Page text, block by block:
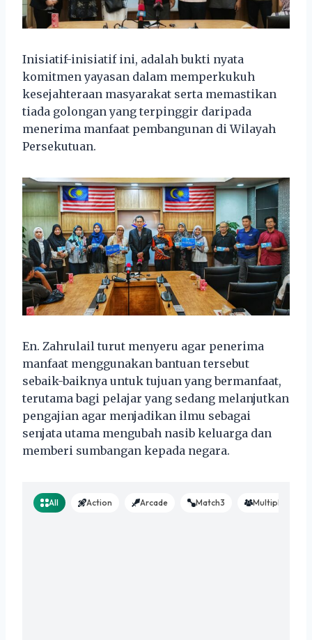
Inisiatif-inisiatif ini, adalah bukti nyata
komitmen yayasan dalam memperkukuh
kesejahteraan masyarakat serta memastikan
tiada golongan yang terpinggir daripada
menerima manfaat pembangunan di Wilayah
Persekutuan.
En. Zahrulail turut menyeru agar penerima
manfaat menggunakan bantuan tersebut
sebaik-baiknya untuk tujuan yang bermanfaat,
terutama bagi pelajar yang sedang melanjutkan
pengajian agar menjadikan ilmu sebagai
senjata utama mengubah nasib keluarga dan
memberi sumbangan kepada negara.